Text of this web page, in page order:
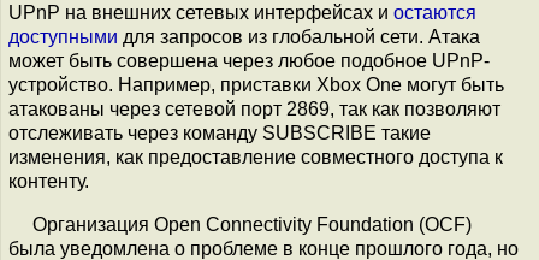
UPnP на внешних сетевых интерфейсах и остаются
доступными для запросов из глобальной сети. Атака
может быть совершена через любое подобное UPnP-
устройство. Например, приставки Xbox One могут быть
атакованы через сетевой порт 2869, так как позволяют
отcлеживать через команду SUBSCRIBE такие
изменения, как предоставление совместного доступа к
контенту.
Организация Open Connectivity Foundation (OCF)
была уведомлена о проблеме в конце прошлого года, но